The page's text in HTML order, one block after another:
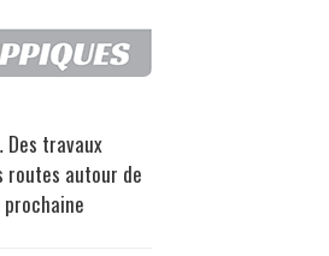
Des travaux
routes autour de
prochaine